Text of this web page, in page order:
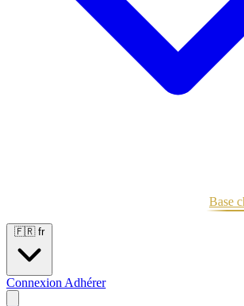
Base
🇫🇷 fr
Connexion Adhérer